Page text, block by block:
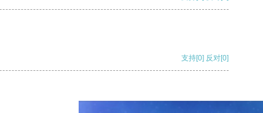
支持[0] 反对[0]